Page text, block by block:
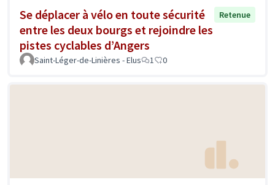
Se déplacer à vélo en toute sécurité
entre les deux bourgs et rejoindre les
pistes cyclables d’Angers
Retenue
Saint-Léger-de-Linières - Elus 1 0